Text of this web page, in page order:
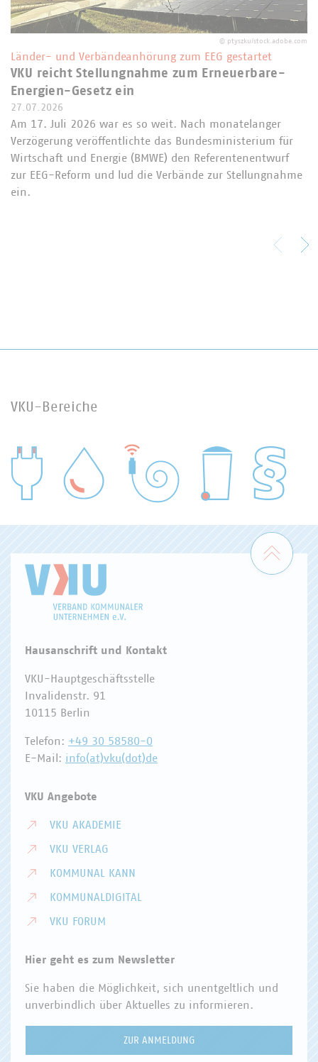
© ptyszku/stock.adobe.com
Länder- und Verbändeanhörung zum EEG gestartet
VKU reicht Stellungnahme zum Erneuerbare-
Energien-Gesetz ein
27.07.2026
Am 17. Juli 2026 war es so weit. Nach monatelanger
Verzögerung veröffentlichte das Bundesministerium für
Wirtschaft und Energie (BMWE) den Referentenentwurf
zur EEG-Reform und lud die Verbände zur Stellungnahme
ein.
VKU-Bereiche
WASSER/ABWASSER
Zum
Hausanschrift und Kontakt
VKU-Hauptgeschäftsstelle
Invalidenstr. 91
10115 Berlin
Telefon: +49 30 58580-0
E-Mail: info(at)vku(dot)de
VKU Angebote
VKU AKADEMIE
VKU VERLAG
KOMMUNAL KANN
KOMMUNALDIGITAL
VKU FORUM
Hier geht es zum Newsletter
Sie haben die Möglichkeit, sich unentgeltlich und
unverbindlich über Aktuelles zu informieren.
ZUR ANMELDUNG